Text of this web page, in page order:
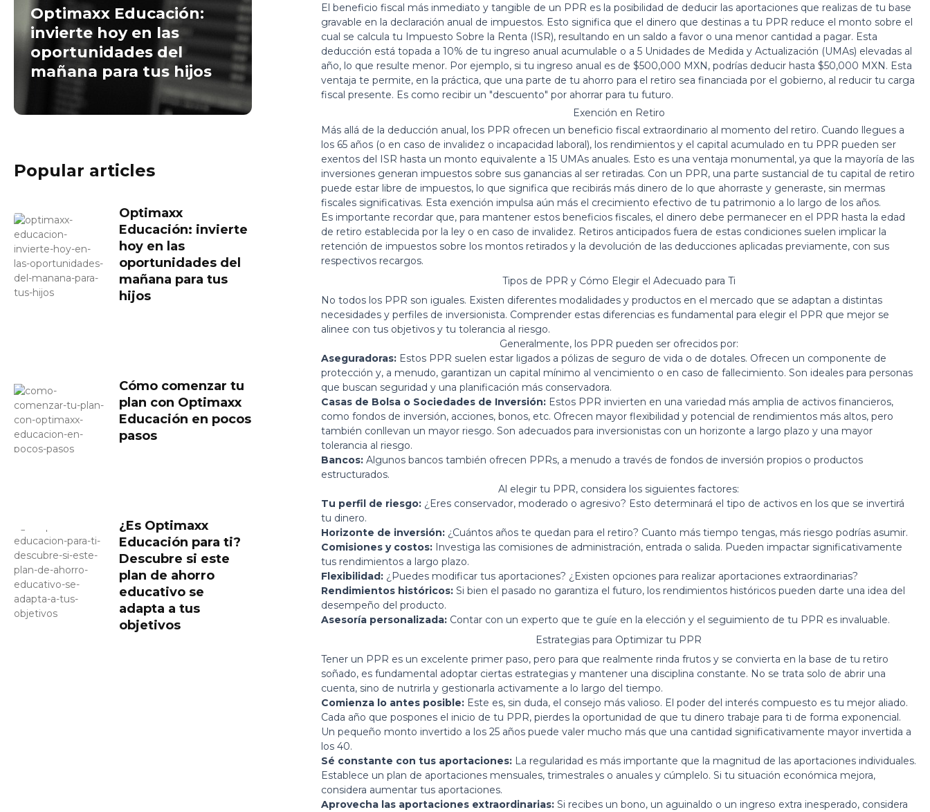
Optimaxx Educación:
invierte hoy en las
oportunidades del
mañana para tus hijos
Popular articles
Optimaxx
Educación: invierte
hoy en las
oportunidades del
mañana para tus
hijos
Cómo comenzar tu
plan con Optimaxx
Educación en pocos
pasos
¿Es Optimaxx
Educación para ti?
Descubre si este
plan de ahorro
educativo se
adapta a tus
objetivos
El beneficio fiscal más inmediato y tangible de un PPR es la posibilidad de deducir las aportaciones que realizas de tu base
gravable en la declaración anual de impuestos. Esto significa que el dinero que destinas a tu PPR reduce el monto sobre el
cual se calcula tu Impuesto Sobre la Renta (ISR), resultando en un saldo a favor o una menor cantidad a pagar. Esta
deducción está topada a 10% de tu ingreso anual acumulable o a 5 Unidades de Medida y Actualización (UMAs) elevadas al
año, lo que resulte menor. Por ejemplo, si tu ingreso anual es de $500,000 MXN, podrías deducir hasta $50,000 MXN. Esta
ventaja te permite, en la práctica, que una parte de tu ahorro para el retiro sea financiada por el gobierno, al reducir tu carga
fiscal presente. Es como recibir un "descuento" por ahorrar para tu futuro.
Exención en Retiro
Más allá de la deducción anual, los PPR ofrecen un beneficio fiscal extraordinario al momento del retiro. Cuando llegues a
los 65 años (o en caso de invalidez o incapacidad laboral), los rendimientos y el capital acumulado en tu PPR pueden ser
exentos del ISR hasta un monto equivalente a 15 UMAs anuales. Esto es una ventaja monumental, ya que la mayoría de las
inversiones generan impuestos sobre sus ganancias al ser retiradas. Con un PPR, una parte sustancial de tu capital de retiro
puede estar libre de impuestos, lo que significa que recibirás más dinero de lo que ahorraste y generaste, sin mermas
fiscales significativas. Esta exención impulsa aún más el crecimiento efectivo de tu patrimonio a lo largo de los años.
Es importante recordar que, para mantener estos beneficios fiscales, el dinero debe permanecer en el PPR hasta la edad
de retiro establecida por la ley o en caso de invalidez. Retiros anticipados fuera de estas condiciones suelen implicar la
retención de impuestos sobre los montos retirados y la devolución de las deducciones aplicadas previamente, con sus
respectivos recargos.
Tipos de PPR y Cómo Elegir el Adecuado para Ti
No todos los PPR son iguales. Existen diferentes modalidades y productos en el mercado que se adaptan a distintas
necesidades y perfiles de inversionista. Comprender estas diferencias es fundamental para elegir el PPR que mejor se
alinee con tus objetivos y tu tolerancia al riesgo.
Generalmente, los PPR pueden ser ofrecidos por:
Aseguradoras: Estos PPR suelen estar ligados a pólizas de seguro de vida o de dotales. Ofrecen un componente de
protección y, a menudo, garantizan un capital mínimo al vencimiento o en caso de fallecimiento. Son ideales para personas
que buscan seguridad y una planificación más conservadora.
Casas de Bolsa o Sociedades de Inversión: Estos PPR invierten en una variedad más amplia de activos financieros,
como fondos de inversión, acciones, bonos, etc. Ofrecen mayor flexibilidad y potencial de rendimientos más altos, pero
también conllevan un mayor riesgo. Son adecuados para inversionistas con un horizonte a largo plazo y una mayor
tolerancia al riesgo.
Bancos: Algunos bancos también ofrecen PPRs, a menudo a través de fondos de inversión propios o productos
estructurados.
Al elegir tu PPR, considera los siguientes factores:
Tu perfil de riesgo: ¿Eres conservador, moderado o agresivo? Esto determinará el tipo de activos en los que se invertirá
tu dinero.
Horizonte de inversión: ¿Cuántos años te quedan para el retiro? Cuanto más tiempo tengas, más riesgo podrías asumir.
Comisiones y costos: Investiga las comisiones de administración, entrada o salida. Pueden impactar significativamente
tus rendimientos a largo plazo.
Flexibilidad: ¿Puedes modificar tus aportaciones? ¿Existen opciones para realizar aportaciones extraordinarias?
Rendimientos históricos: Si bien el pasado no garantiza el futuro, los rendimientos históricos pueden darte una idea del
desempeño del producto.
Asesoría personalizada: Contar con un experto que te guíe en la elección y el seguimiento de tu PPR es invaluable.
Estrategias para Optimizar tu PPR
Tener un PPR es un excelente primer paso, pero para que realmente rinda frutos y se convierta en la base de tu retiro
soñado, es fundamental adoptar ciertas estrategias y mantener una disciplina constante. No se trata solo de abrir una
cuenta, sino de nutrirla y gestionarla activamente a lo largo del tiempo.
Comienza lo antes posible: Este es, sin duda, el consejo más valioso. El poder del interés compuesto es tu mejor aliado.
Cada año que pospones el inicio de tu PPR, pierdes la oportunidad de que tu dinero trabaje para ti de forma exponencial.
Un pequeño monto invertido a los 25 años puede valer mucho más que una cantidad significativamente mayor invertida a
los 40.
Sé constante con tus aportaciones: La regularidad es más importante que la magnitud de las aportaciones individuales.
Establece un plan de aportaciones mensuales, trimestrales o anuales y cúmplelo. Si tu situación económica mejora,
considera aumentar tus aportaciones.
Aprovecha las aportaciones extraordinarias: Si recibes un bono, un aguinaldo o un ingreso extra inesperado, considera